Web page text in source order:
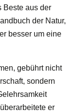
Beste aus der
der Natur,
besser um eine
gebührt nicht
sondern
er